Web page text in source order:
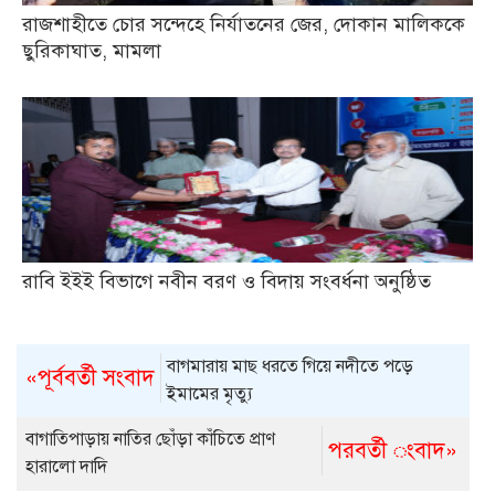
রাজশাহীতে চোর সন্দেহে নির্যাতনের জের, দোকান মালিককে
ছুরিকাঘাত, মামলা
রাবি ইইই বিভাগে নবীন বরণ ও বিদায় সংবর্ধনা অনুষ্ঠিত
«পূর্ববর্তী সংবাদ বাগমারায় মাছ ধরতে গিয়ে নদীতে পড়ে
ইমামের মৃত্যু
পরবর্তী ংবাদ»
বাগাতিপাড়ায় নাতির ছোঁড়া কাঁচিতে প্রাণ
হারালো দাদি